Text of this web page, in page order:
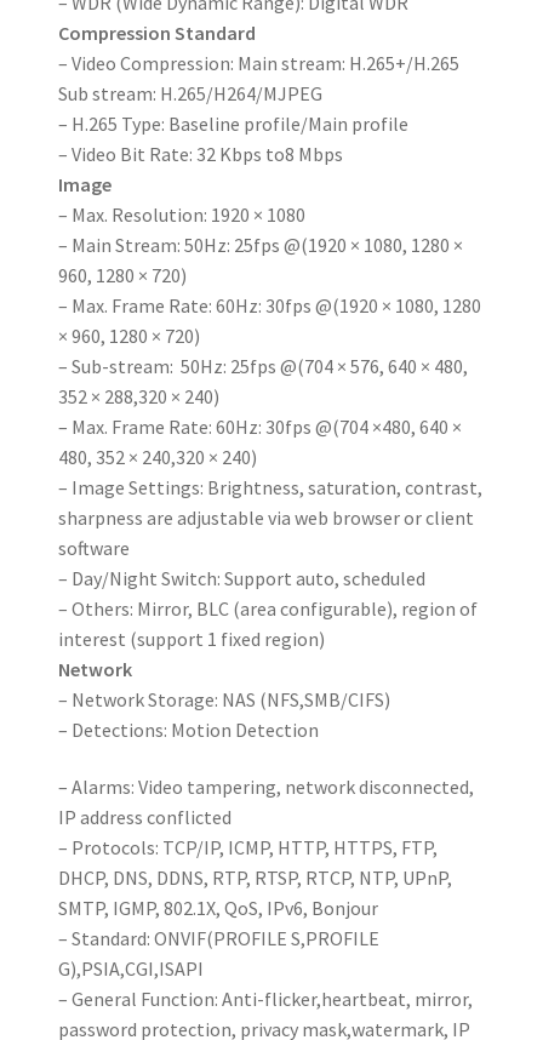
Compression Standard
– Video Compression: Main stream: H.265+/H.265
Sub stream: H.265/H264/MJPEG
– H.265 Type: Baseline profile/Main profile
– Video Bit Rate: 32 Kbps to8 Mbps
Image
– Max. Resolution: 1920 × 1080
– Main Stream: 50Hz: 25fps @(1920 × 1080, 1280 ×
960, 1280 × 720)
– Max. Frame Rate: 60Hz: 30fps @(1920 × 1080, 1280
× 960, 1280 × 720)
– Sub-stream: 50Hz: 25fps @(704 × 576, 640 × 480,
352 × 288,320 × 240)
– Max. Frame Rate: 60Hz: 30fps @(704 ×480, 640 ×
480, 352 × 240,320 × 240)
– Image Settings: Brightness, saturation, contrast,
sharpness are adjustable via web browser or client
software
– Day/Night Switch: Support auto, scheduled
– Others: Mirror, BLC (area configurable), region of
interest (support 1 fixed region)
Network
– Network Storage: NAS (NFS,SMB/CIFS)
– Detections: Motion Detection
– Alarms: Video tampering, network disconnected,
IP address conflicted
– Protocols: TCP/IP, ICMP, HTTP, HTTPS, FTP,
DHCP, DNS, DDNS, RTP, RTSP, RTCP, NTP, UPnP,
SMTP, IGMP, 802.1X, QoS, IPv6, Bonjour
– Standard: ONVIF(PROFILE S,PROFILE
G),PSIA,CGI,ISAPI
– General Function: Anti-flicker,heartbeat, mirror,
password protection, privacy mask,watermark, IP